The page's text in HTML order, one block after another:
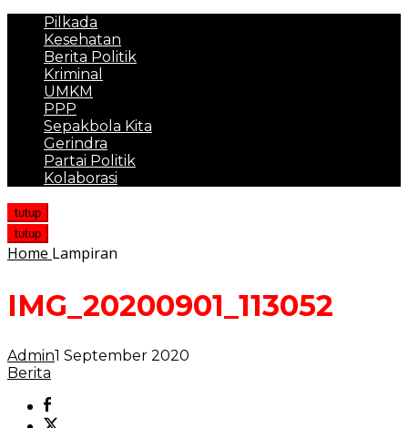
Pilkada
Kesehatan
Berita Politik
Kriminal
UMKM
PPP
Sepakbola Kita
Gerindra
Partai Politik
Kolaborasi
tutup
tutup
Home Lampiran
IMG_20200901_113052
Admin1 September 2020
Berita